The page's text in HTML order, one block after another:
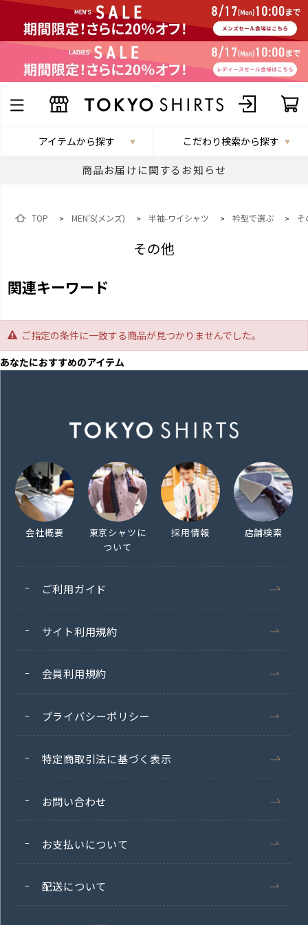
アイテムから探す こだわり検索から探す
商品お届けに関するお知らせ
TOP > MEN'S(メンズ) > 半袖-ワイシャツ > 衿型で選ぶ > そ
その他
関連キーワード
ご指定の条件に一致する商品が見つかりませんでした。
あなたにおすすめのアイテム
会社概要
東京シャツに
ついて
採用情報 店舗検索
ご利用ガイド
サイト利用規約
会員利用規約
プライバシーポリシー
特定商取引法に基づく表示
お問い合わせ
お支払いについて
配送について